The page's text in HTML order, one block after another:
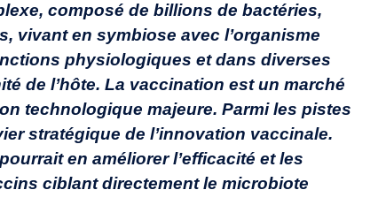
composé de billions de bactéries,
vivant en symbiose avec l’organisme
physiologiques et dans diverses
de l’hôte. La vaccination est un marché
technologique majeure. Parmi les pistes
stratégique de l’innovation vaccinale.
en améliorer l’efficacité et les
ciblant directement le microbiote